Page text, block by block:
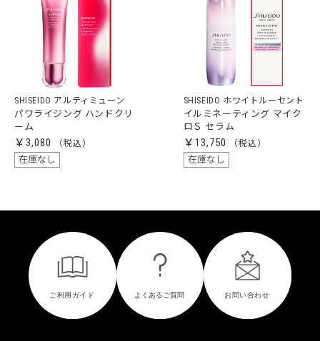
SHISEIDO アルティミューン
パワライジング ハンドクリ
ーム
￥3,080
在庫なし
SHISEIDO ホワイトルーセント
イルミネーティング マイク
ロＳ セラム
￥13,750
在庫なし